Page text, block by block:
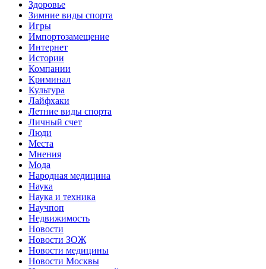
Здоровье
Зимние виды спорта
Игры
Импортозамещение
Интернет
Истории
Компании
Криминал
Культура
Лайфхаки
Летние виды спорта
Личный счет
Люди
Места
Мнения
Мода
Народная медицина
Наука
Наука и техника
Научпоп
Недвижимость
Новости
Новости ЗОЖ
Новости медицины
Новости Москвы